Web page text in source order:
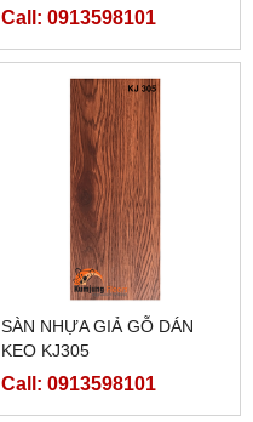
Call: 0913598101
SÀN NHỰA GIẢ GỖ DÁN
KEO KJ305
Call: 0913598101